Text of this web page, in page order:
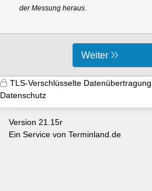
der Messung heraus.
Weiter
TLS-Verschlüsselte Datenübertragung
Datenschutz
Version 21.15r
Ein Service von Terminland.de